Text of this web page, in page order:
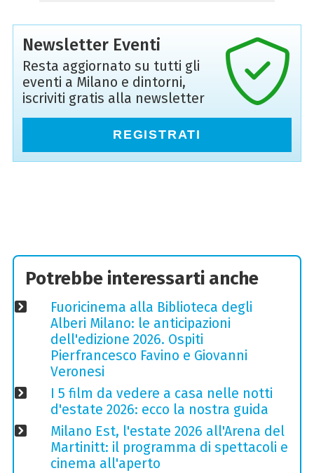
Newsletter Eventi
Resta aggiornato su tutti gli
eventi a Milano e dintorni,
iscriviti gratis alla newsletter
REGISTRATI
Potrebbe interessarti anche
Fuoricinema alla Biblioteca degli
Alberi Milano: le anticipazioni
dell'edizione 2026. Ospiti
Pierfrancesco Favino e Giovanni
Veronesi
I 5 film da vedere a casa nelle notti
d'estate 2026: ecco la nostra guida
Milano Est, l'estate 2026 all'Arena del
Martinitt: il programma di spettacoli e
cinema all'aperto